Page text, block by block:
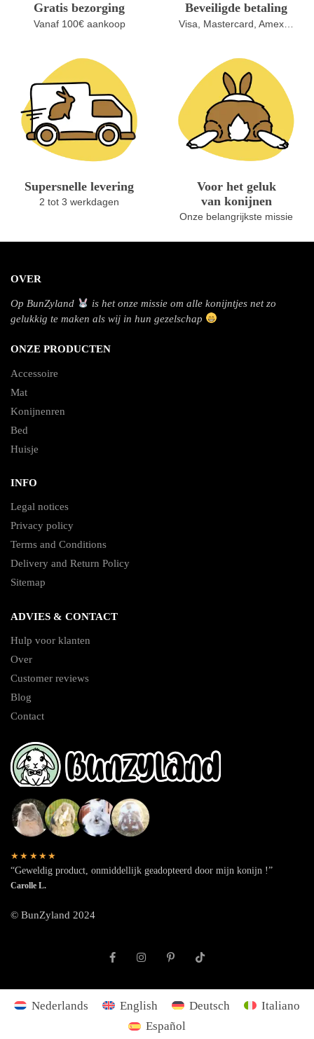
Gratis bezorging
Vanaf 100€ aankoop
Beveiligde betaling
Visa, Mastercard, Amex…
Supersnelle levering
2 tot 3 werkdagen
Voor het geluk
van konijnen
Onze belangrijkste missie
OVER
Op BunZyland
is het onze missie om alle konijntjes net zo
gelukkig te maken als wij in hun gezelschap
ONZE PRODUCTEN
Accessoire
Mat
Konijnenren
Bed
Huisje
INFO
Legal notices
Privacy policy
Terms and Conditions
Delivery and Return Policy
Sitemap
ADVIES & CONTACT
Hulp voor klanten
Over
Customer reviews
Blog
Contact
★★★★★
“Geweldig product, onmiddellijk geadopteerd door mijn konijn !”
Carolle L.
© BunZyland 2024
Nederlands English Deutsch
Italiano
Español